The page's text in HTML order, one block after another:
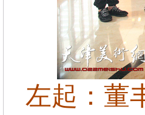
左起：董